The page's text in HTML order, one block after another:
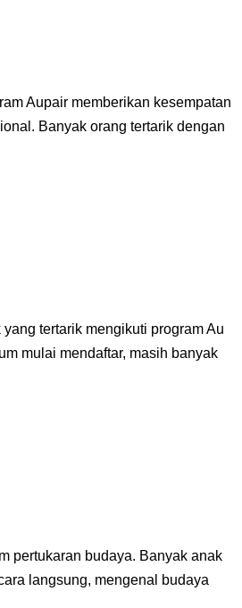
Aupair memberikan kesempatan
Banyak orang tertarik dengan
tertarik mengikuti program Au
mulai mendaftar, masih banyak
pertukaran budaya. Banyak anak
langsung, mengenal budaya